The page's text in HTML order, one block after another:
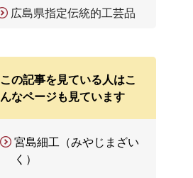
広島県指定伝統的工芸品
この記事を見ている人はこ
んなページも見ています
宮島細工（みやじまざい
く）